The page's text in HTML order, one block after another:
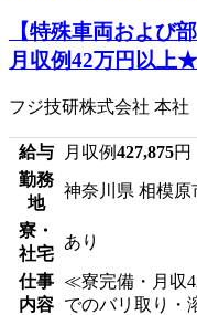
【特殊車両および
月収例42万円以上
フジ技研株式会社 本
給与 月収例427,875円
勤務
地
神奈川県 相模原
寮・
社宅
あり
仕事
内容
≪寮完備・月収
でのバリ取り・